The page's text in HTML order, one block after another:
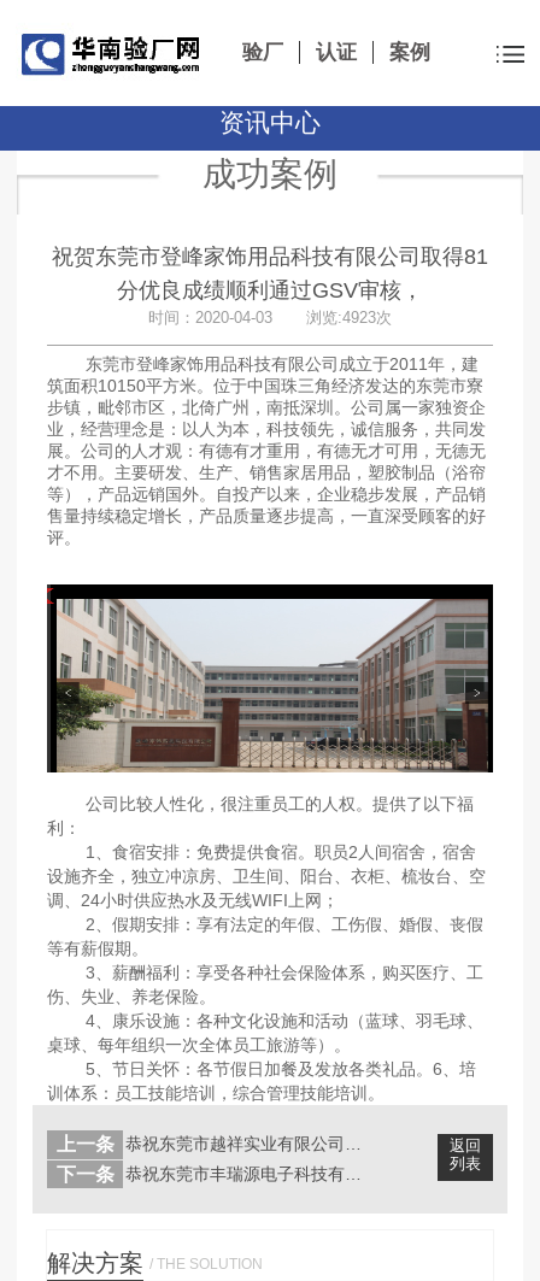
验厂 认证 案例
资讯中心
成功案例
祝贺东莞市登峰家饰用品科技有限公司取得81
分优良成绩顺利通过GSV审核，
时间：2020-04-03 浏览:4923次
东莞市登峰家饰用品科技有限公司成立于2011年，建
筑面积10150平方米。位于中国珠三角经济发达的东莞市寮
步镇，毗邻市区，北倚广州，南抵深圳。公司属一家独资企
业，经营理念是：以人为本，科技领先，诚信服务，共同发
展。公司的人才观：有德有才重用，有德无才可用，无德无
才不用。主要研发、生产、销售家居用品，塑胶制品（浴帘
等），产品远销国外。自投产以来，企业稳步发展，产品销
售量持续稳定增长，产品质量逐步提高，一直深受顾客的好
评。
公司比较人性化，很注重员工的人权。提供了以下福
利：
1、食宿安排：免费提供食宿。职员2人间宿舍，宿舍
设施齐全，独立冲凉房、卫生间、阳台、衣柜、梳妆台、空
调、24小时供应热水及无线WIFI上网；
2、假期安排：享有法定的年假、工伤假、婚假、丧假
等有薪假期。
3、薪酬福利：享受各种社会保险体系，购买医疗、工
伤、失业、养老保险。
4、康乐设施：各种文化设施和活动（蓝球、羽毛球、
桌球、每年组织一次全体员工旅游等）。
5、节日关怀：各节假日加餐及发放各类礼品。6、培
训体系：员工技能培训，综合管理技能培训。
返回
列表
上一条
下一条
解决方案 / THE SOLUTION